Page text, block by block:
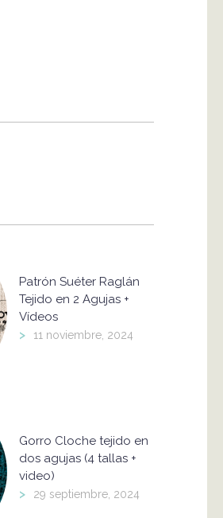
Patrón Suéter Raglán
Tejido en 2 Agujas +
Vídeos
> 11 noviembre, 2024
Gorro Cloche tejido en
dos agujas (4 tallas +
video)
> 29 septiembre, 2024